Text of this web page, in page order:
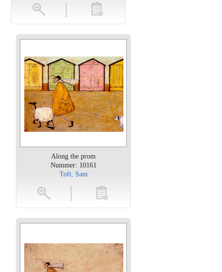
toevoegen
Along the prom
Nummer: 10161
Toft, Sam
toevoegen